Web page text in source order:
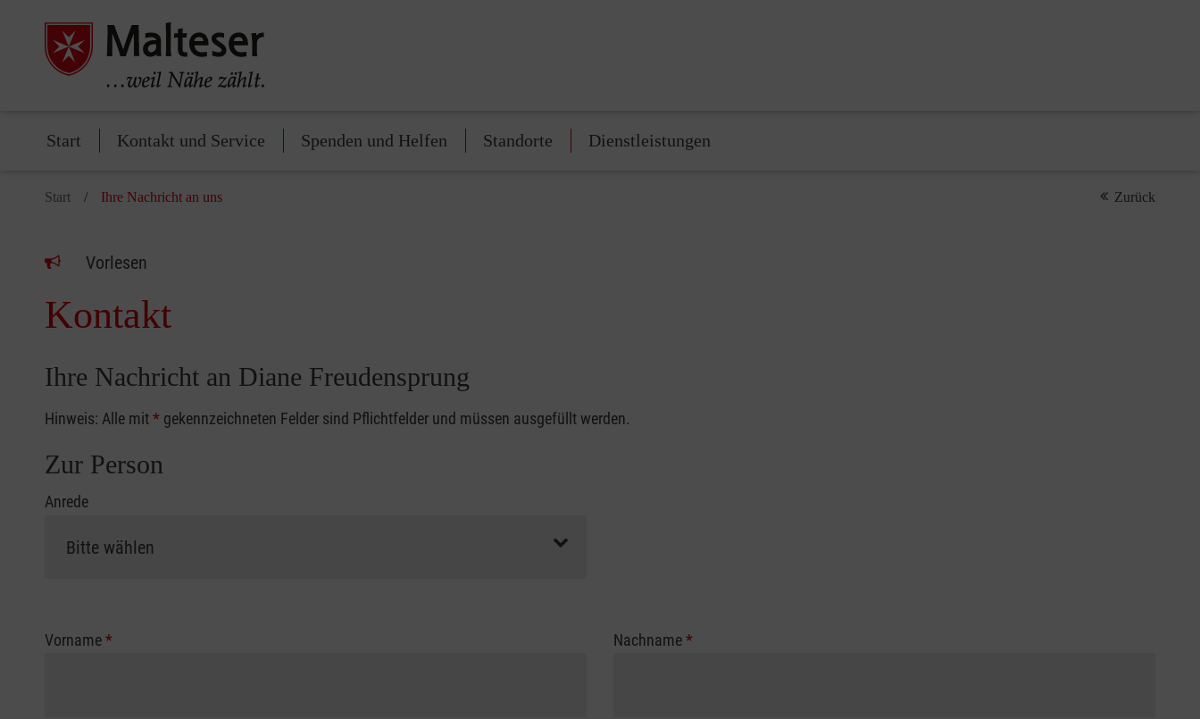
Start Kontakt und Service Spenden und Helfen Standorte Dienstleistungen
Start Ihre Nachricht an uns Zurück
Vorlesen
Kontakt
Ihre Nachricht an Diane Freudensprung
Hinweis: Alle mit* gekennzeichneten Felder sind Pflichtfelder und müssen ausgefüllt werden.
Zur Person
Anrede
Vorname* Nachname*